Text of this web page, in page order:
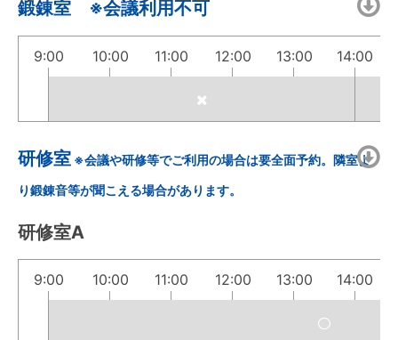
鍛錬室 ※会議利用不可
9:00 10:00 11:00 12:00 13:00 14:00
研修室 ※会議や研修等でご利用の場合は要全面予約。隣室よ
り鍛錬音等が聞こえる場合があります。
研修室A
9:00 10:00 11:00 12:00 13:00 14:00